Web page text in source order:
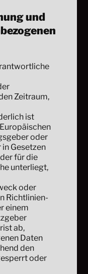
und
Zeitraum,
ist
oder
Gesetzen
für die
unterliegt,
oder
Richtlinien-
einem
ab,
Daten
den
oder